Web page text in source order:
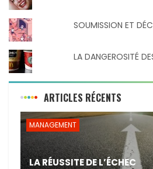
SOUMISSION ET
LA DANGEROSITÉ
ARTICLES RÉCENTS
MANAGEMENT
LA RÉUSSITE DE L’ÉCHEC